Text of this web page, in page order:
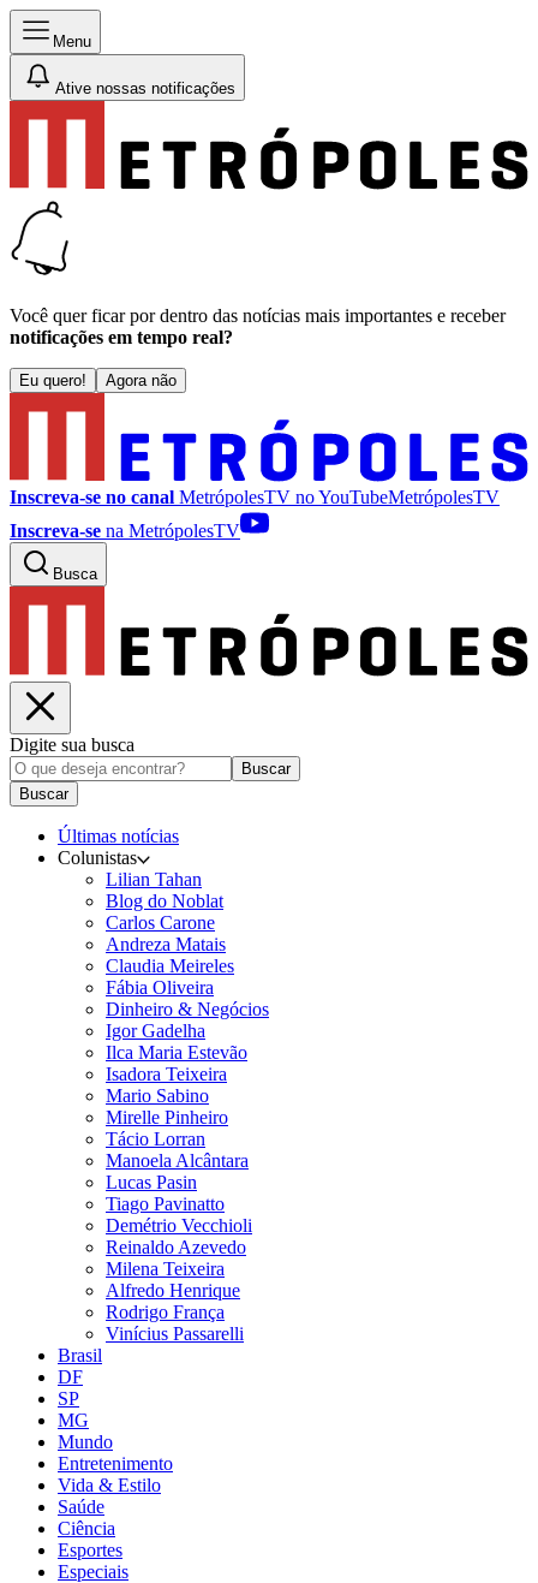
Menu
Ative nossas notificações
Você quer ficar por dentro das notícias mais importantes e receber
notificações em tempo real?
Eu quero! Agora não
Inscreva-se no canal MetrópolesTV noYouTubeMetrópolesTV
Inscreva-se na MetrópolesTV
Busca
Digite sua busca
Buscar
Buscar
Últimas notícias
Colunistas
Lilian Tahan
Blog do Noblat
Carlos Carone
Andreza Matais
Claudia Meireles
Fábia Oliveira
Dinheiro & Negócios
Igor Gadelha
Ilca Maria Estevão
Isadora Teixeira
Mario Sabino
Mirelle Pinheiro
Tácio Lorran
Manoela Alcântara
Lucas Pasin
Tiago Pavinatto
Demétrio Vecchioli
Reinaldo Azevedo
Milena Teixeira
Alfredo Henrique
Rodrigo França
Vinícius Passarelli
Brasil
DF
SP
MG
Mundo
Entretenimento
Vida & Estilo
Saúde
Ciência
Esportes
Especiais